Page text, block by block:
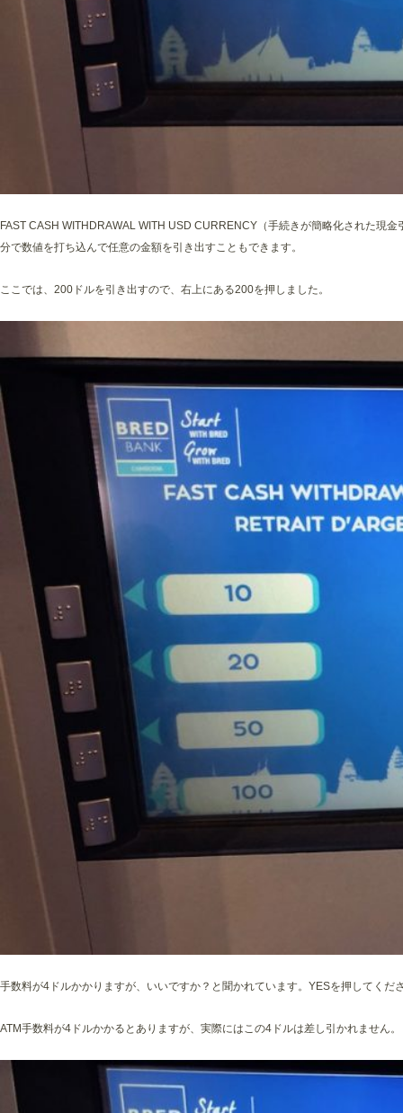
FAST CASH WITHDRAWAL WITH USD CURRENCY（手続きが簡略化された現
分で数値を打ち込んで任意の金額を引き出すこともできます。
ここでは、200ドルを引き出すので、右上にある200を押しました。
手数料が4ドルかかりますが、いいですか？と聞かれています。YESを押してくだ
ATM手数料が4ドルかかるとありますが、実際にはこの4ドルは差し引かれません